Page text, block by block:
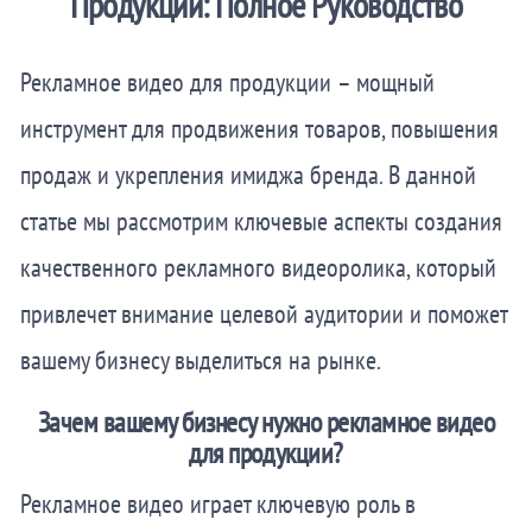
Рекламное видео для продукции – мощный
инструмент для продвижения товаров, повышения
продаж и укрепления имиджа бренда. В данной
статье мы рассмотрим ключевые аспекты создания
качественного рекламного видеоролика, который
привлечет внимание целевой аудитории и поможет
вашему бизнесу выделиться на рынке.
Зачем вашему бизнесу нужно рекламное видео
для продукции?
Рекламное видео играет ключевую роль в